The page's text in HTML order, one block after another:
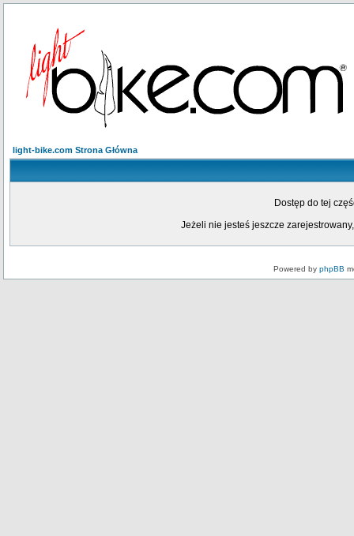
light-bike.com Strona Główna
Dostęp do tej
Jeżeli nie jesteś jeszcze
Powered by phpBB